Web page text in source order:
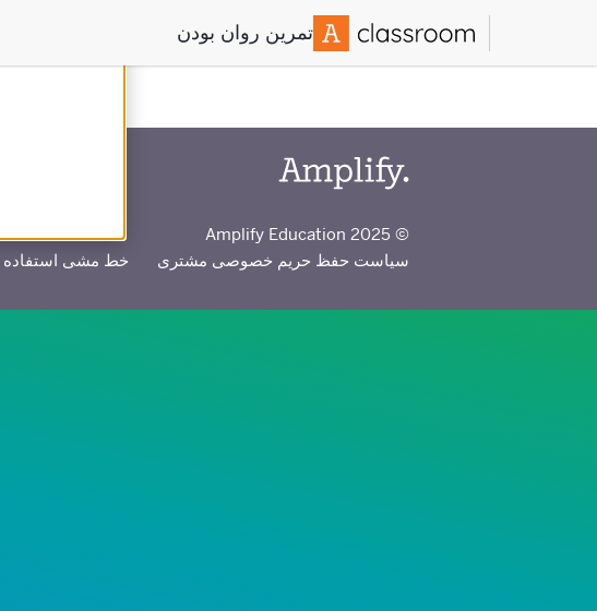
تمرین روان بودن
© 2025 Amplify Education
سیاست حفظ حریم خصوصی مشتری
خط مشی استفاده